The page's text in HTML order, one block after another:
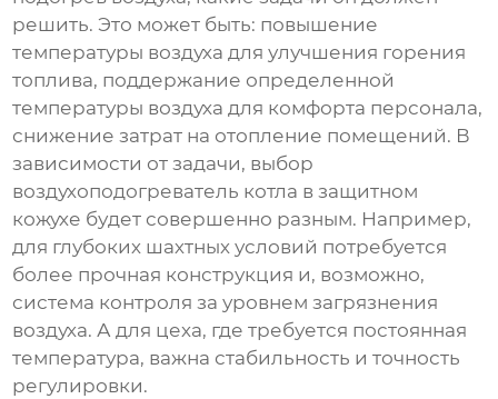
решить. Это может быть: повышение
температуры воздуха для улучшения горения
топлива, поддержание определенной
температуры воздуха для комфорта персонала,
снижение затрат на отопление помещений. В
зависимости от задачи, выбор
воздухоподогреватель котла в защитном
кожухе будет совершенно разным. Например,
для глубоких шахтных условий потребуется
более прочная конструкция и, возможно,
система контроля за уровнем загрязнения
воздуха. А для цеха, где требуется постоянная
температура, важна стабильность и точность
регулировки.